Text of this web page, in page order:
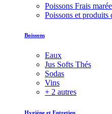
Poissons Frais marée
Poissons et produits
Boissons
Eaux
Jus Softs Thés
Sodas
Vins
+ 2 autres
Hygiène et Entretien